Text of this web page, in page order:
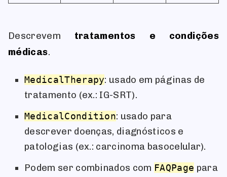
Descrevem tratamentos e condições
médicas.
MedicalTherapy: usado em páginas de
tratamento (ex.: IG-SRT).
MedicalCondition: usado para
descrever doenças, diagnósticos e
patologias (ex.: carcinoma basocelular).
Podem ser combinados com FAQPage para